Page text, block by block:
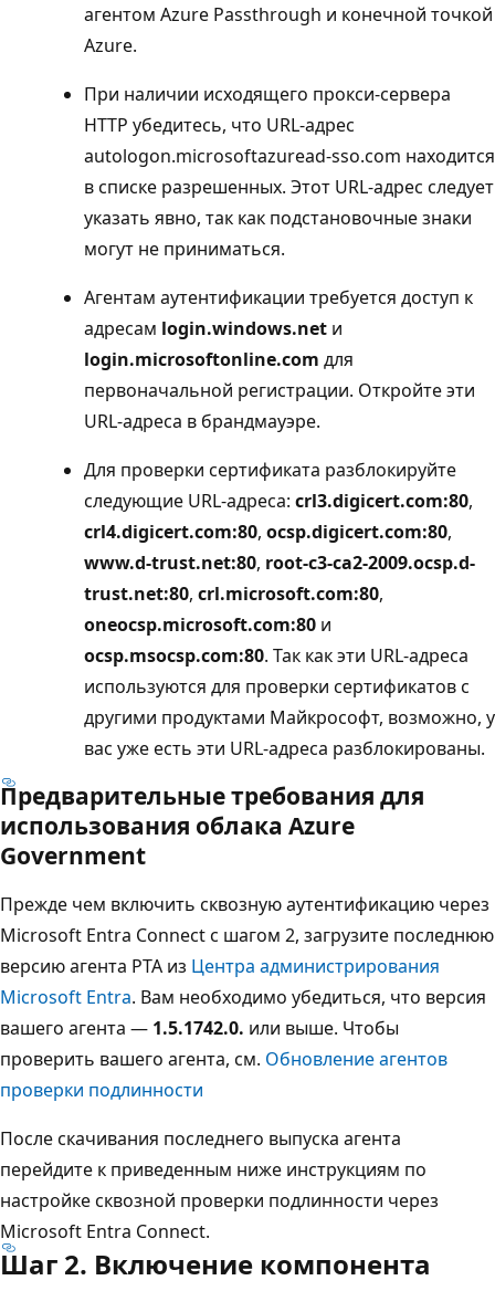
агентом Azure Passthrough и конечной точкой
Azure.
При наличии исходящего прокси-сервера
HTTP убедитесь, что URL-адрес
autologon.microsoftazuread-sso.com находится
в списке разрешенных. Этот URL-адрес следует
указать явно, так как подстановочные знаки
могут не приниматься.
Агентам аутентификации требуется доступ к
адресам login.windows.net и
login.microsoftonline.com для
первоначальной регистрации. Откройте эти
URL-адреса в брандмауэре.
Для проверки сертификата разблокируйте
следующие URL-адреса: crl3.digicert.com:80,
crl4.digicert.com:80, ocsp.digicert.com:80,
www.d-trust.net:80, root-c3-ca2-2009.ocsp.d-
trust.net:80, crl.microsoft.com:80,
oneocsp.microsoft.com:80 и
ocsp.msocsp.com:80. Так как эти URL-адреса
используются для проверки сертификатов с
другими продуктами Майкрософт, возможно, у
вас уже есть эти URL-адреса разблокированы.
Предварительные требования для
использования облака Azure
Government
Прежде чем включить сквозную аутентификацию через
Microsoft Entra Connect с шагом 2, загрузите последнюю
версию агента PTA из Центра администрирования
Microsoft Entra. Вам необходимо убедиться, что версия
вашего агента — 1.5.1742.0. или выше. Чтобы
проверить вашего агента, см. Обновление агентов
проверки подлинности
После скачивания последнего выпуска агента
перейдите к приведенным ниже инструкциям по
настройке сквозной проверки подлинности через
Microsoft Entra Connect.
Шаг 2. Включение компонента